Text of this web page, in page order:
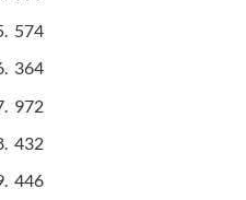
574
364
972
432
446